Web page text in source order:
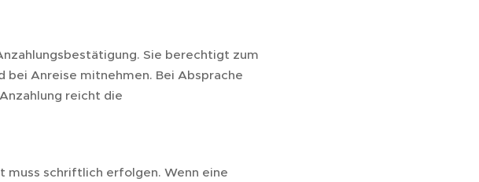
Sie berechtigt zum
bei Anreise mitnehmen. Bei Absprache
reicht die
schriftlich erfolgen. Wenn eine